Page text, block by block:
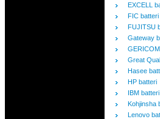
EXCELL
FIC batteri
FUJITSU
Gateway
Great
Hasee
HP batteri
IBM batteri
Kohjinsha
Lenovo